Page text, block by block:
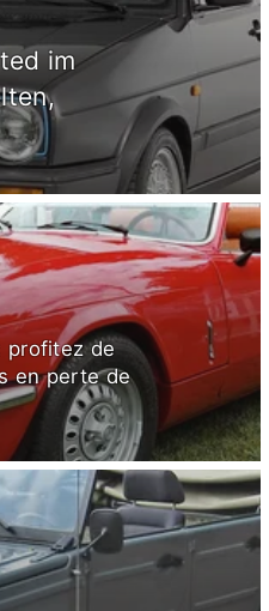
im
profitez de
en perte de